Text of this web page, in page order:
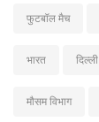
फुटबॉल मैच
भारत दिल्ली
मौसम विभाग